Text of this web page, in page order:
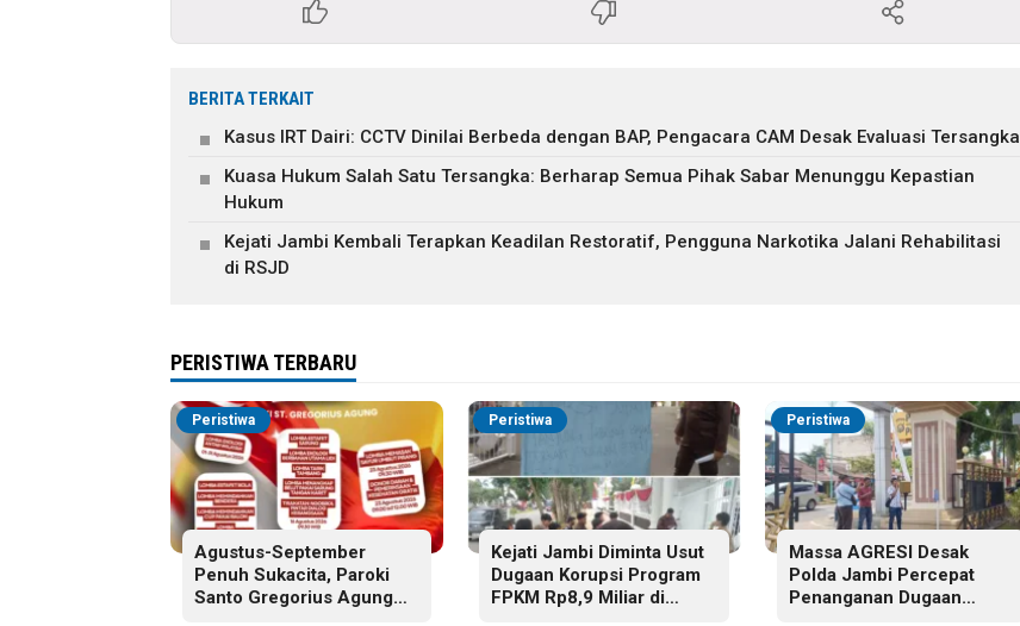
BERITA TERKAIT
Kasus IRT Dairi: CCTV Dinilai Berbeda dengan BAP, Pengacara CAM Desak Evaluasi Tersangka
Kuasa Hukum Salah Satu Tersangka: Berharap Semua Pihak Sabar Menunggu Kepastian
Hukum
Kejati Jambi Kembali Terapkan Keadilan Restoratif, Pengguna Narkotika Jalani Rehabilitasi
di RSJD
PERISTIWA TERBARU
Peristiwa
Agustus-September
Penuh Sukacita, Paroki
Santo Gregorius Agung
Peristiwa
Kejati Jambi Diminta Usut
Dugaan Korupsi Program
FPKM Rp8,9 Miliar di
Peristiwa
Massa AGRESI Desak
Polda Jambi Percepat
Penanganan Dugaan